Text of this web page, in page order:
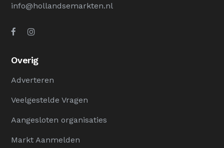
info@hollandsemarkten.nl
Overig
Adverteren
Veelgestelde Vragen
Aangesloten organisaties
Markt Aanmelden